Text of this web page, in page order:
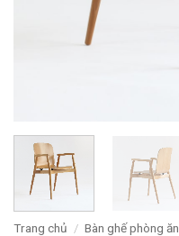
Trang chủ / Bàn ghế phòng ăn